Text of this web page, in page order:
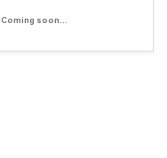
Coming soon...